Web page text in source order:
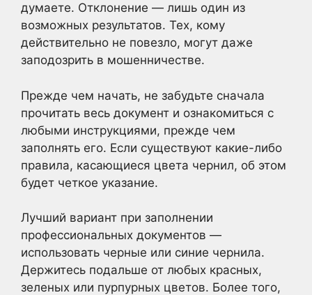
думаете. Отклонение — лишь один из
возможных результатов. Тех, кому
действительно не повезло, могут даже
заподозрить в мошенничестве.
Прежде чем начать, не забудьте сначала
прочитать весь документ и ознакомиться с
любыми инструкциями, прежде чем
заполнять его. Если существуют какие-либо
правила, касающиеся цвета чернил, об этом
будет четкое указание.
Лучший вариант при заполнении
профессиональных документов —
использовать черные или синие чернила.
Держитесь подальше от любых красных,
зеленых или пурпурных цветов. Более того,